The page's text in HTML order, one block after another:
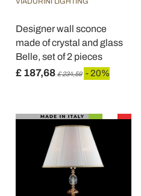
Designer wall sconce
made of crystal and glass
Belle, set of 2 pieces
£ 187,68 £ 234,59 - 20%